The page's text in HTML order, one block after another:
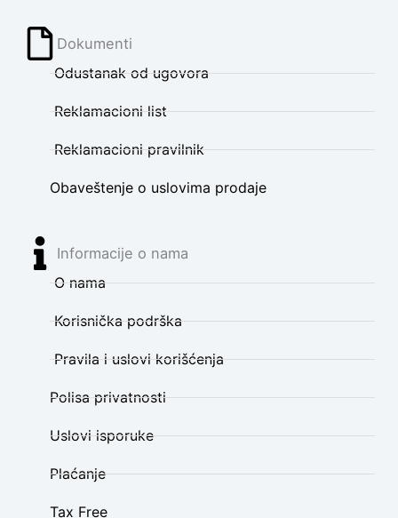
Dokumenti
Odustanak od ugovora
Reklamacioni list
Reklamacioni pravilnik
Obaveštenje o uslovima prodaje
Informacije o nama
O nama
Korisnička podrška
Pravila i uslovi korišćenja
Polisa privatnosti
Uslovi isporuke
Plaćanje
Tax Free